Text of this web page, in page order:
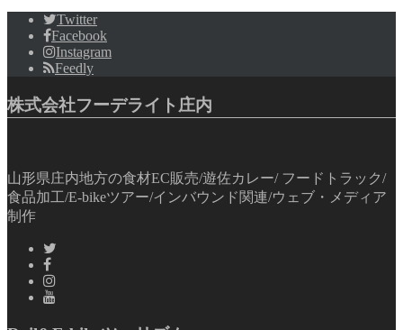
Twitter
Facebook
Instagram
Feedly
株式会社フーデライト庄内
山形県庄内地方の食材EC販売/遊佐カレー/ フードトラック/
食品加工/E-bikeツアー/インバウンド関連/ウェブ・メディア
制作